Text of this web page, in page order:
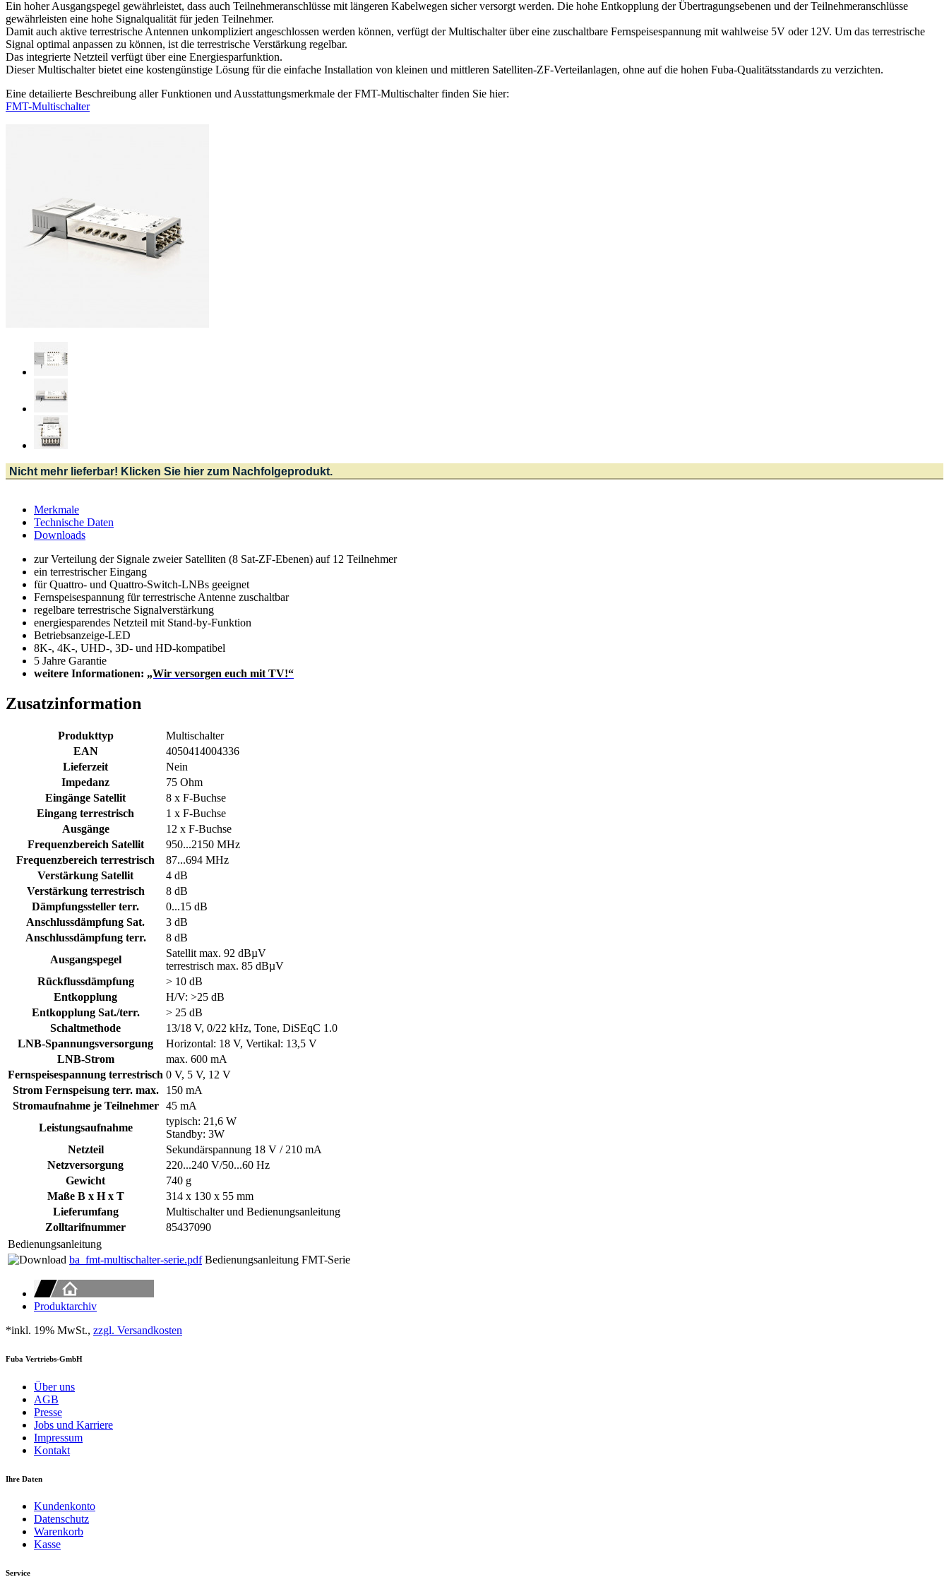
Ein hoher Ausgangspegel gewährleistet, dass auch Teilnehmeranschlüsse mit längeren Kabelwegen sicher versorgt werden. Die hohe Entkopplung der Übertragungsebenen und der Teilnehmeranschlüsse
gewährleisten eine hohe Signalqualität für jeden Teilnehmer.
Damit auch aktive terrestrische Antennen unkompliziert angeschlossen werden können, verfügt der Multischalter über eine zuschaltbare Fernspeisespannung mit wahlweise 5V oder 12V. Um das terrestrische
Signal optimal anpassen zu können, ist die terrestrische Verstärkung regelbar.
Das integrierte Netzteil verfügt über eine Energiesparfunktion.
Dieser Multischalter bietet eine kostengünstige Lösung für die einfache Installation von kleinen und mittleren Satelliten-ZF-Verteilanlagen, ohne auf die hohen Fuba-Qualitätsstandards zu verzichten.
Eine detailierte Beschreibung aller Funktionen und Ausstattungsmerkmale der FMT-Multischalter finden Sie hier:
FMT-Multischalter
Nicht mehr lieferbar! Klicken Sie hier zum Nachfolgeprodukt.
Merkmale
Technische Daten
Downloads
zur Verteilung der Signale zweier Satelliten (8 Sat-ZF-Ebenen) auf 12 Teilnehmer
ein terrestrischer Eingang
für Quattro- und Quattro-Switch-LNBs geeignet
Fernspeisespannung für terrestrische Antenne zuschaltbar
regelbare terrestrische Signalverstärkung
energiesparendes Netzteil mit Stand-by-Funktion
Betriebsanzeige-LED
8K-, 4K-, UHD-, 3D- und HD-kompatibel
5 Jahre Garantie
weitere Informationen: „Wir versorgen euch mit TV!“
Zusatzinformation
Produkttyp
Multischalter
EAN
4050414004336
Lieferzeit
Nein
Impedanz
75 Ohm
Eingänge Satellit
8 x F-Buchse
Eingang terrestrisch
1 x F-Buchse
Ausgänge
12 x F-Buchse
Frequenzbereich Satellit
950...2150 MHz
Frequenzbereich terrestrisch
87...694 MHz
Verstärkung Satellit
4 dB
Verstärkung terrestrisch
8 dB
Dämpfungssteller terr.
0...15 dB
Anschlussdämpfung Sat.
3 dB
Anschlussdämpfung terr.
8 dB
Ausgangspegel
Satellit max. 92 dBµV
terrestrisch max. 85 dBµV
Rückflussdämpfung
> 10 dB
Entkopplung
H/V: >25 dB
Entkopplung Sat./terr.
> 25 dB
Schaltmethode
13/18 V, 0/22 kHz, Tone, DiSEqC 1.0
LNB-Spannungsversorgung
Horizontal: 18 V, Vertikal: 13,5 V
LNB-Strom
max. 600 mA
Fernspeisespannung terrestrisch 0 V, 5 V, 12 V
Strom Fernspeisung terr. max.
150 mA
Stromaufnahme je Teilnehmer
45 mA
Leistungsaufnahme
typisch: 21,6 W
Standby: 3W
Netzteil
Sekundärspannung 18 V / 210 mA
Netzversorgung
220...240 V/50...60 Hz
Gewicht
740 g
Maße B x H x T
314 x 130 x 55 mm
Lieferumfang
Multischalter und Bedienungsanleitung
Zolltarifnummer
85437090
Bedienungsanleitung
ba_fmt-multischalter-serie.pdf Bedienungsanleitung FMT-Serie
Produktarchiv
*inkl. 19% MwSt., zzgl. Versandkosten
Fuba Vertriebs-GmbH
Über uns
AGB
Presse
Jobs und Karriere
Impressum
Kontakt
Ihre Daten
Kundenkonto
Datenschutz
Warenkorb
Kasse
Service